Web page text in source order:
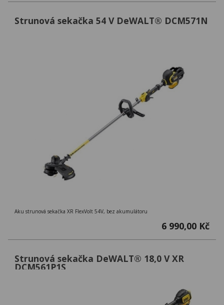
Strunová sekačka 54 V DeWALT® DCM571N
Aku strunová sekačka XR FlexVolt 54V, bez akumulátoru
6 990,00 Kč
Strunová sekačka DeWALT® 18,0 V XR
DCM561P1S